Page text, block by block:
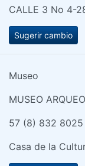
CALLE 3 No 4-
Sugerir cambio
Museo
MUSEO
57 (8) 832 8025
Casa de la